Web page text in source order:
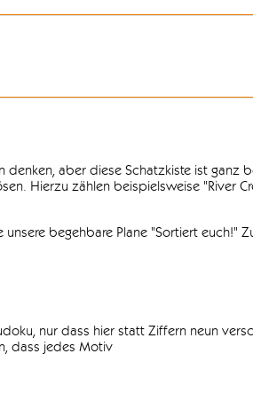
aber diese Schatzkiste ist
Hierzu zählen beispielsweise "River
begehbare Plane "Sortiert euch!"
nur dass hier statt Ziffern neun
dass jedes Motiv